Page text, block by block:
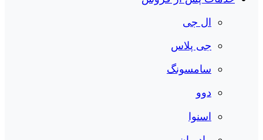
ال جی
جی پلاس
سامسونگ
دوو
اسنوا